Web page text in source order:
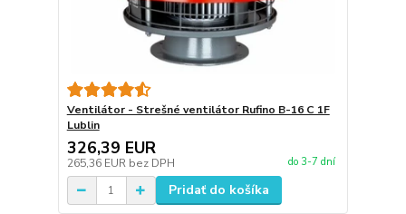
Ventilátor - Strešné ventilátor Rufino B-16 C 1F
Lublin
326,39 EUR
265,36 EUR bez DPH do 3-7 dní
Pridať do košíka